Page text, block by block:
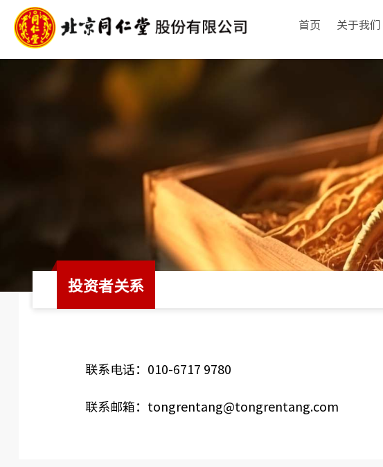
首页 关于我们
销售与配送
最新科研
文化理念
投资者关系
联系电话：010-6717 9780
联系邮箱：tongrentang@tongrentang.com